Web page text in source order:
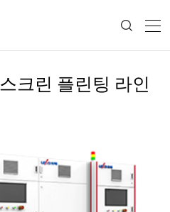
크린 플린팅 라인